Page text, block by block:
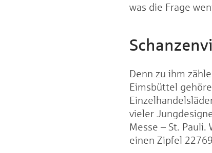
was die Frage
Denn zu ihm
Eimsbüttel
vieler
Messe – St.
einen Zipfel